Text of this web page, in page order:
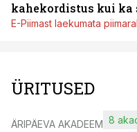
kahekordistus kui ka
E-Piimast laekumata
ÜRITUSED
ÄRIPÄEVA AKADEEMIA8